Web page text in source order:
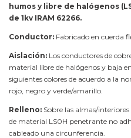
humos y libre de halógenos
de 1kv IRAM 62266.
Conductor: Fabricado en cuerda
Aislación: Los conductores de
material libre de halógenos y baja
siguientes colores de acuerdo a la
rojo, negro y verde/amarillo.
Relleno: Sobre las almas/
de material LS0H penetrante no
cableado una circunferencia.